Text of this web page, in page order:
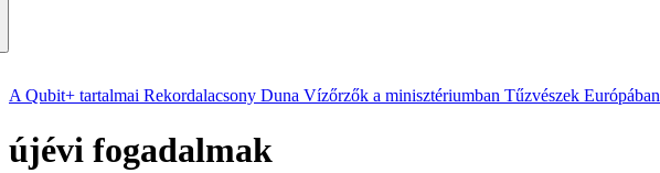
A Qubit+ tartalmai Rekordalacsony Duna Vízőrzők a minisztériumban Tűzvészek Európában
újévi fogadalmak